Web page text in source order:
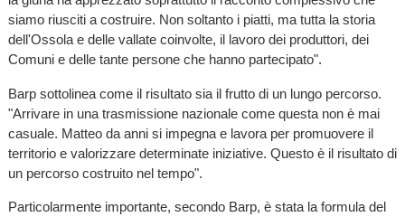
siamo riusciti a costruire. Non soltanto i piatti, ma tutta la storia
dell'Ossola e delle vallate coinvolte, il lavoro dei produttori, dei
Comuni e delle tante persone che hanno partecipato".
Barp sottolinea come il risultato sia il frutto di un lungo percorso.
"Arrivare in una trasmissione nazionale come questa non è mai
casuale. Matteo da anni si impegna e lavora per promuovere il
territorio e valorizzare determinate iniziative. Questo è il risultato di
un percorso costruito nel tempo".
Particolarmente importante, secondo Barp, è stata la formula del